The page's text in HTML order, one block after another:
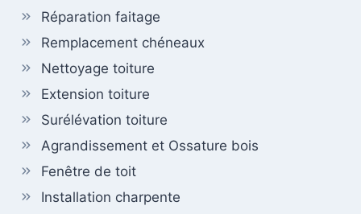
Réparation faitage
Remplacement chéneaux
Nettoyage toiture
Extension toiture
Surélévation toiture
Agrandissement et Ossature bois
Fenêtre de toit
Installation charpente